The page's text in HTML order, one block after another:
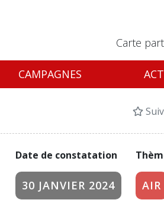
Carte
CAMPAGNES
Date de constatation
30 JANVIER 2024 AIR